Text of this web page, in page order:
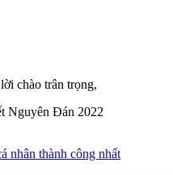
chào trân trọng,
Nguyên Đán 2022